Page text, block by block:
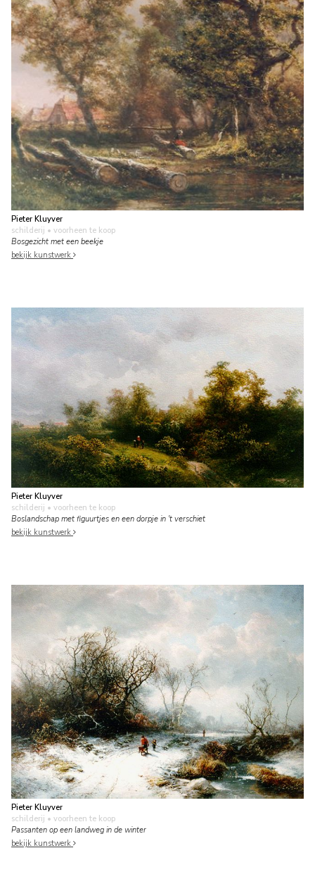
Pieter Kluyver
schilderij • voorheen te koop
Bosgezicht met een beekje
bekijk kunstwerk
Pieter Kluyver
schilderij • voorheen te koop
Boslandschap met figuurtjes en een dorpje in 't verschiet
bekijk kunstwerk
Pieter Kluyver
schilderij • voorheen te koop
Passanten op een landweg in de winter
bekijk kunstwerk